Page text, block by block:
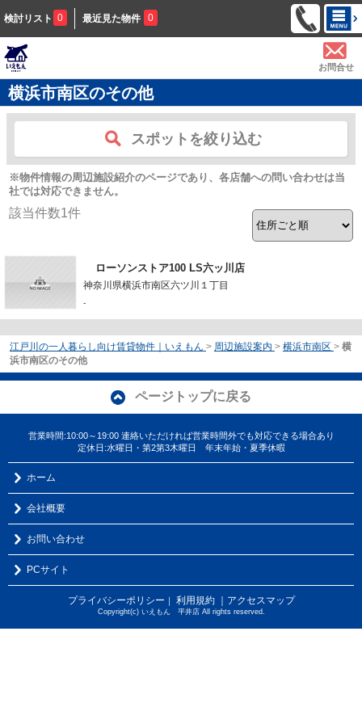
検討リスト 0 最近見た物件 0
お問合せ
横浜市南区のその他
スポットを絞り込む
※物件情報の周辺施設紹介のページであり、各店舗への問い合わせは当
社では対応できません。
該当件数1件
ローソンストア100 LS六ッ川店
神奈川県横浜市南区六ツ川１丁目
-
江戸川の一人暮らし向け賃貸物件｜いえもん > 周辺施設案内 > 横浜市南区 > 横
浜市南区のその他
ページトップに戻る
営業時間:10:00～19:00 連絡いただければ営業時間外でも対応できる場合あり
定休日:水曜日・第2第3木曜日 年末年始・夏季休暇
ホーム
会社概要
お問い合わせ
PCサイト
プライバシーポリシー ｜ 利用規約 ｜アクセスマップ
Copyright(c) いえもん 平井店 All rights reserved.